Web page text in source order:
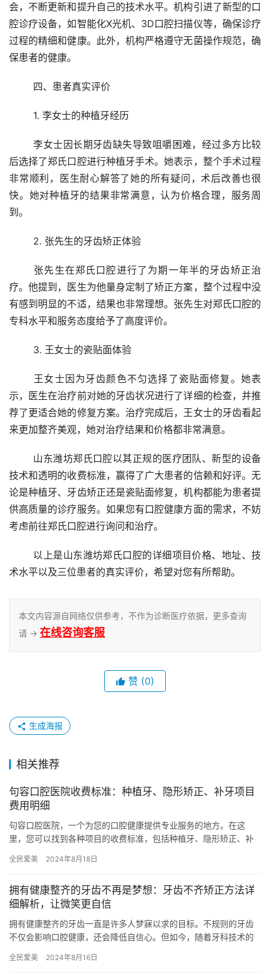
会，不断更新和提升自己的技术水平。机构引进了新型的口
腔诊疗设备，如智能化X光机、3D口腔扫描仪等，确保诊疗
过程的精细和健康。此外，机构严格遵守无菌操作规范，确
保患者的健康。
	四、患者真实评价
	1. 李女士的种植牙经历
	李女士因长期牙齿缺失导致咀嚼困难，经过多方比较
后选择了郑氏口腔进行种植牙手术。她表示，整个手术过程
非常顺利，医生耐心解答了她的所有疑问，术后改善也很
快。她对种植牙的结果非常满意，认为价格合理，服务周
到。
	2. 张先生的牙齿矫正体验
疗。他提到，医生为他量身定制了矫正方案，整个过程中没
有感到明显的不适，结果也非常理想。张先生对郑氏口腔的
专科水平和服务态度给予了高度评价。
	3. 王女士的瓷贴面体验
示，医生在治疗前对她的牙齿状况进行了详细的检查，并推
荐了更适合她的修复方案。治疗完成后，王女士的牙齿看起
来更加整齐美观，她对治疗结果和价格都非常满意。
技术和透明的收费标准，赢得了广大患者的信赖和好评。无
论是种植牙、牙齿矫正还是瓷贴面修复，机构都能为患者提
供高质量的诊疗服务。如果您有口腔健康方面的需求，不妨
考虑前往郑氏口腔进行询问和治疗。
术水平以及三位患者的真实评价，希望对您有所帮助。
本文内容源自网络仅供参考，不作为诊断医疗依据，更多查询
请 → 在线咨询客服
赞 (0)
生成海报
相关推荐
句容口腔医院收费标准：种植牙、隐形矫正、补牙项目
费用明细
句容口腔医院，一个为您的口腔健康提供专业服务的地方。在这
里，您可以找到各种项目的收费标准，包括种植牙、隐形矫正、补
一项…
全民爱美 2024年8月18日
拥有健康整齐的牙齿不再是梦想：牙齿不齐矫正方法详
细解析，让微笑更自信
拥有健康整齐的牙齿一直是许多人梦寐以求的目标。不规则的牙齿
不仅会影响口腔健康，还会降低自信心。但如今，随着牙科技术的
笑。 …
全民爱美 2024年8月16日